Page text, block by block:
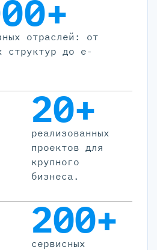
отраслей: от
структур до e-
20+
реализованных
проектов для
крупного
бизнеса.
200+
cервисных